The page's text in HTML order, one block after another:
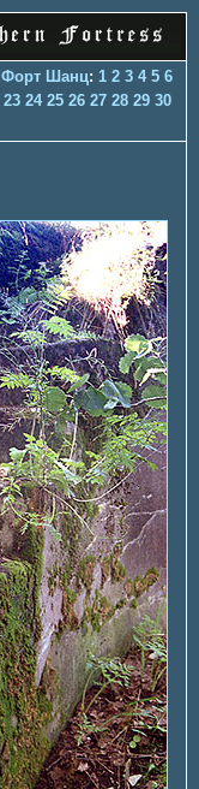
Форт Шанц: 1 2 3 4 5 6
23 24 25 26 27 28 29 30